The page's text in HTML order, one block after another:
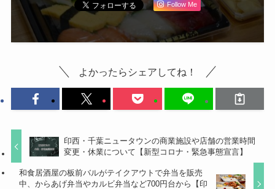
Follow Me
よかったらシェアしてね！
印西・千葉ニュータウンの商業施設や店舗の営業時間
変更・休業について【新型コロナ・緊急事態宣言】
和食居酒屋の板前バルがテイクアウトで弁当を販売
中、からあげ弁当やカルビ弁当など700円台から【印